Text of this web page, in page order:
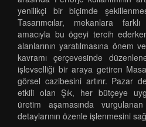
yenilikçi bir biçimde
Tasarımcılar, mekanlara
amacıyla bu ögeyi tercih
alanlarının yaratılmasına önem
kavramı çerçevesinde
işlevselliği bir araya getiren
görsel cazibesini artırır. Pazar
etkili olan Şık, her bütçeye
üretim aşamasında
detaylarının özenle işlenmesini